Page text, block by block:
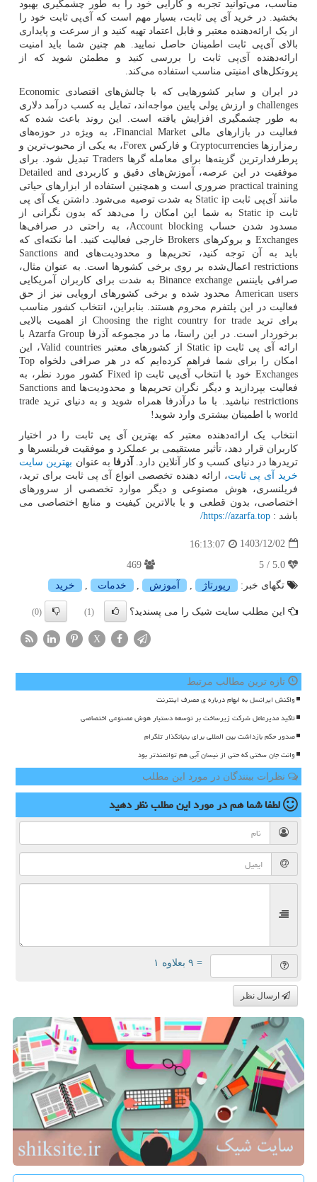
مناسب، می‌توانید تجربه و کارایی خود را به طور چشمگیری بهبود
بخشید. در خرید آی پی ثابت، بسیار مهم است که آی‌پی ثابت خود را
از یک ارائه‌دهنده معتبر و قابل اعتماد تهیه کنید و از سرعت و پایداری
بالای آی‌پی ثابت اطمینان حاصل نمایید. هم چنین شما باید امنیت
ارائه‌دهنده آی‌پی ثابت را بررسی کنید و مطمئن شوید که از
پروتکل‌های امنیتی مناسب استفاده می‌کند.
در ایران و سایر کشورهایی که با چالش‌های اقتصادی Economic
challenges و ارزش پولی پایین مواجه‌اند، تمایل به کسب درآمد دلاری
به طور چشمگیری افزایش یافته است. این روند باعث شده که
فعالیت در بازارهای مالی Financial Market، به ویژه در حوزه‌های
رمزارزها Cryptocurrencies و فارکس Forex، به یکی از محبوب‌ترین و
پرطرفدارترین گزینه‌ها برای معامله گرهاTraders تبدیل شود. برای
موفقیت در این عرصه، آموزش‌های دقیق و کاربردی Detailed and
practical training ضروری است و همچنین استفاده از ابزارهای حیاتی
مانند آی‌پی ثابتStatic ip به شدت توصیه می‌شود. داشتن یک آی پی
ثابت Static ip به شما این امکان را می‌دهد که بدون نگرانی از
مسدود شدن حساب Account blocking، به راحتی در صرافی‌ها
Exchangesو بروکرهای Brokersخارجی فعالیت کنید. اما نکته‌ای که
باید به آن توجه کنید، تحریم‌ها و محدودیت‌های
Sanctions and
restrictions اعمال‌شده بر روی برخی کشورها است. به عنوان مثال،
صرافی بایننسBinance exchange به شدت برای کاربران آمریکایی
American users محدود شده و برخی کشورهای اروپایی نیز از حق
فعالیت در این پلتفرم محروم هستند. بنابراین، انتخاب کشور مناسب
برای ترید Choosing the right country for trade از اهمیت بالایی
برخوردار است. در این راستا، ما در مجموعه آذرفا Azarfa Group با
ارائه آی‌ پی ثابت Static ip از کشورهای معتبر Valid countries، این
امکان را برای شما فراهم کرده‌ایم که در هر صرافی دلخواه Top
Exchangesخود با انتخاب آی‌پی ثابتFixed ip کشور مورد نظر، به
فعالیت بپردازید و دیگر نگران تحریم‌ها و محدودیت‌ها Sanctions and
restrictions نباشید. با ما درآذرفا همراه شوید و به دنیای ترید trade
world با اطمینان بیشتری وارد شوید!
انتخاب یک ارائه‌دهنده معتبر که بهترین آی پی ثابت را در اختیار
کاربران قرار دهد، تأثیر مستقیمی بر عملکرد و موفقیت فریلنسرها و
تریدرها در دنیای کسب و کار آنلاین دارد.
آذرفا به عنوان بهترین سایت
خرید آی پی ثابت، ارائه دهنده تخصصی انواع آی پی ثابت برای ترید،
فریلنسری، هوش مصنوعی و دیگر موارد تخصصی از سرورهای
اختصاصی، بدون قطعی و با بالاترین کیفیت و منابع اختصاصی می
باشد : https://azarfa.top
/
1403/12/02
16:13:07
تگهای خبر:
رپورتاژ , آموزش , خدمات , خرید
این مطلب سایت شیک را می پسندید؟ (1)
(0)
X
تازه ترین مطالب مرتبط
واکنش ایرانسل به ابهام درباره ی مصرف اینترنت
تاکید مدیرعامل شرکت زیرساخت بر توسعه دستیار هوش مصنوعی اختصاصی
صدور حکم بازداشت بین المللی برای بنیانگذار تلگرام
وانت جان سختی که حتی از نیسان آبی هم توانمندتر بود
نظرات بینندگان در مورد این مطلب
لطفا شما همدر مورد این مطلبنظر دهید
= ۹ بعلاوه ۱
ارسال نظر